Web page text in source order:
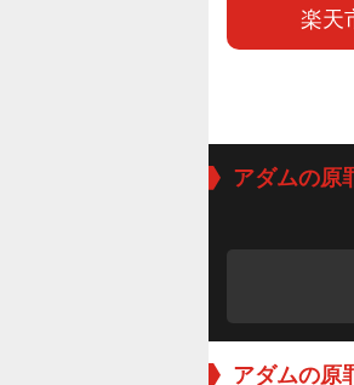
楽天
アダムの原
アダムの原